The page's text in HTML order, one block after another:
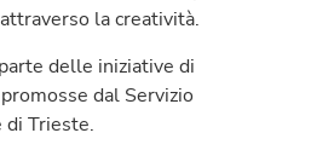
la creatività.
delle iniziative di
dal Servizio
di Trieste.